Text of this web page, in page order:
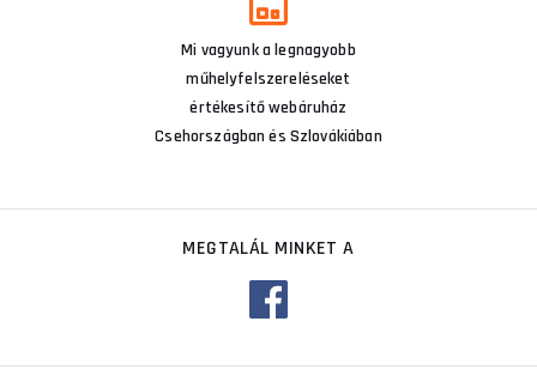
Mi vagyunk a legnagyobb
műhelyfelszereléseket
értékesítő webáruház
Csehországban és Szlovákiában
MEGTALÁL MINKET A